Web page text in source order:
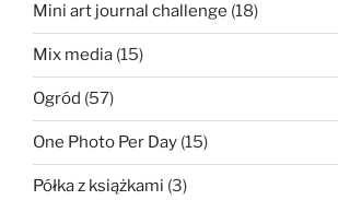
Mini art journal challenge (18)
Mix media (15)
Ogród (57)
One Photo Per Day (15)
Półka z książkami (3)